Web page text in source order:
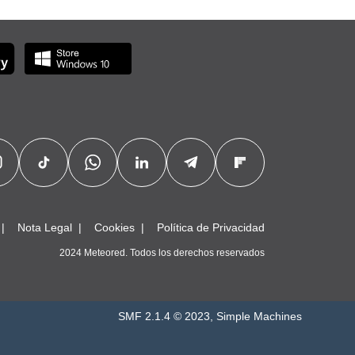
Nota Legal Cookies Política de Privacidad
2024 Meteored. Todos los derechos reservados
SMF 2.1.4 © 2023, Simple Machines